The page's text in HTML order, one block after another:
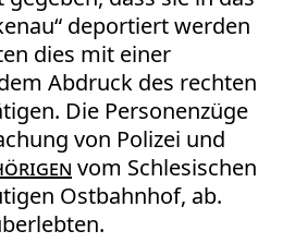
deportiert werden
dies mit einer
Abdruck des rechten
Die Personenzüge
von Polizei und
vom Schlesischen
Ostbahnhof, ab.